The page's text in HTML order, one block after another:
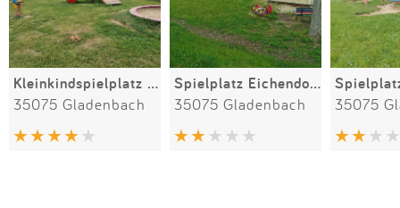
Kleinkindspielplatz Auweg
35075 Gladenbach
Spielplatz Eichendorffstraße
35075 Gladenbach 35075